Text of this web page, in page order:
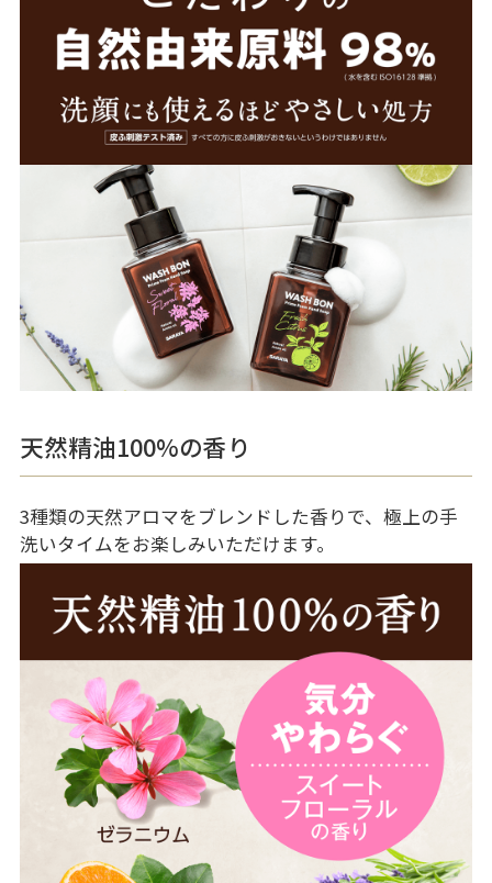
天然精油100%の香り
3種類の天然アロマをブレンドした香りで、極上の手
洗いタイムをお楽しみいただけます。